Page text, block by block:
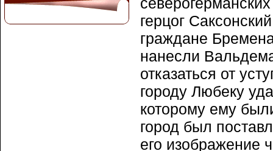
герцог
граждане
нанесли
отказаться от
городу Любеку
которому ему
город был
его изображение